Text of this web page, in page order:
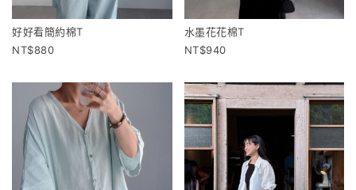
好好看簡約棉T
880
水墨花花棉T
940